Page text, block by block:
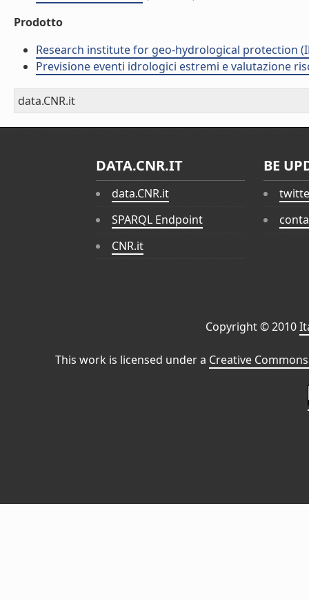
Prodotto
Research institute for geo-hydrological protection
Previsione eventi idrologici estremi e valutazione
data.CNR.it
DATA.CNR.IT
data.CNR.it
SPARQL Endpoint
CNR.it
BE
Copyright © 2010
This work is licensed under a Creative